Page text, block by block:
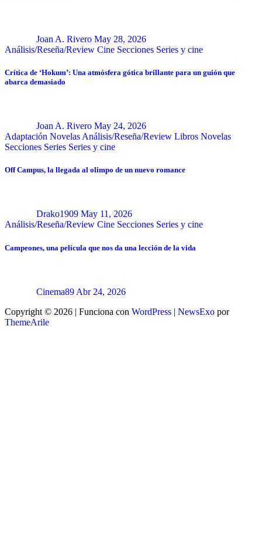
Joan A. Rivero May 28, 2026
Análisis/Reseña/Review Cine Secciones Series y cine
Crítica de ‘Hokum’: Una atmósfera gótica brillante para un guión que
abarca demasiado
Joan A. Rivero May 24, 2026
Adaptación Novelas Análisis/Reseña/Review Libros Novelas
Secciones Series Series y cine
Off Campus, la llegada al olimpo de un nuevo romance
Drako1909 May 11, 2026
Análisis/Reseña/Review Cine Secciones Series y cine
Campeones, una película que nos da una lección de la vida
Cinema89 Abr 24, 2026
Copyright © 2026 | Funciona con WordPress | NewsExo por
ThemeArile